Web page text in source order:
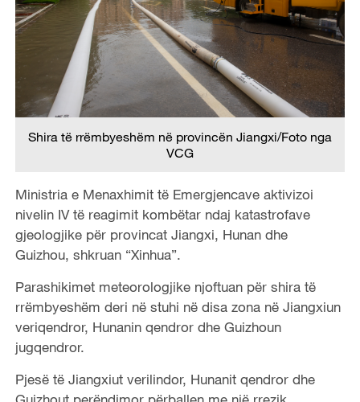
Shira të rrëmbyeshëm në provincën Jiangxi/Foto nga
VCG
Ministria e Menaxhimit të Emergjencave aktivizoi
nivelin IV të reagimit kombëtar ndaj katastrofave
gjeologjike për provincat Jiangxi, Hunan dhe
Guizhou, shkruan “Xinhua”.
Parashikimet meteorologjike njoftuan për shira të
rrëmbyeshëm deri në stuhi në disa zona në Jiangxiun
veriqendror, Hunanin qendror dhe Guizhoun
jugqendror.
Pjesë të Jiangxiut verilindor, Hunanit qendror dhe